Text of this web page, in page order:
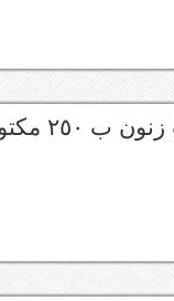
الاساس صينيه